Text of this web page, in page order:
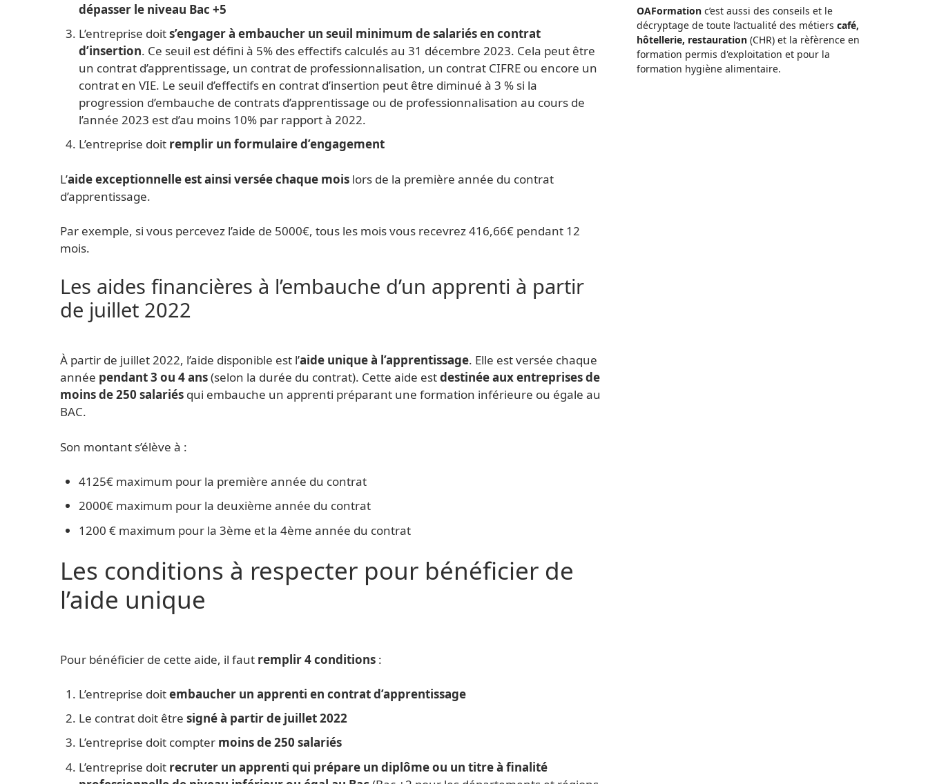
dépasser le niveau Bac +5
L’entreprise doits’engager à embaucher un seuil minimum de salariés en contrat
d’insertion. Ce seuil est défini à 5% des effectifs calculés au 31 décembre 2023. Cela peut être
un contrat d’apprentissage, un contrat de professionnalisation, un contrat CIFRE ou encore un
contrat en VIE. Le seuil d’effectifs en contrat d’insertion peut être diminué à 3 % si la
progression d’embauche de contrats d’apprentissage ou de professionnalisation au cours de
l’année 2023 est d’au moins 10% par rapport à 2022.
L’entreprise doit remplir un formulaire d’engagement
L’aide exceptionnelle est ainsi versée chaque mois lors de la première année du contrat
d’apprentissage.
Par exemple, si vous percevez l’aide de 5000€, tous les mois vous recevrez 416,66€ pendant 12
mois.
Les aides financières à l’embauche d’un apprenti à partir
de juillet 2022
À partir de juillet 2022, l’aide disponible est l’aide unique à l’apprentissage. Elle est versée chaque
année pendant 3 ou 4 ans(selon la durée du contrat). Cette aide estdestinée aux entreprises de
moins de 250 salariés qui embauche un apprenti préparant une formation inférieure ou égale au
BAC.
Son montant s’élève à :
4125€ maximum pour la première année du contrat
2000€ maximum pour la deuxième année du contrat
1200 € maximum pour la 3ème et la 4ème année du contrat
Les conditions à respecter pour bénéficier de
l’aide unique
Pour bénéficier de cette aide, il faut remplir 4 conditions :
L’entreprise doitembaucher un apprenti en contrat d’apprentissage
Le contrat doit êtresigné à partir de juillet 2022
L’entreprise doit compter moins de 250 salariés
L’entreprise doit recruter un apprenti qui prépare un diplôme ou un titre à finalité
OAFormation c’est aussi des conseils et le
décryptage de toute l’actualité des métiers café,
hôtellerie, restauration (CHR) et la rèfèrence en
formation permis d'exploitation et pour la
formation hygiène alimentaire.